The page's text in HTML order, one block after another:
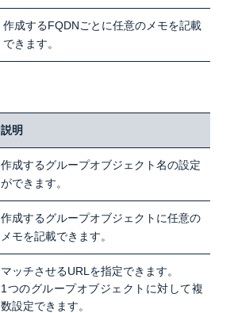
作成するFQDNごとに任意のメモを記載
できます。
説明
作成するグループオブジェクト名の設定
ができます。
作成するグループオブジェクトに任意の
メモを記載できます。
マッチさせるURLを指定できます。
1つのグループオブジェクトに対して複
数設定できます。